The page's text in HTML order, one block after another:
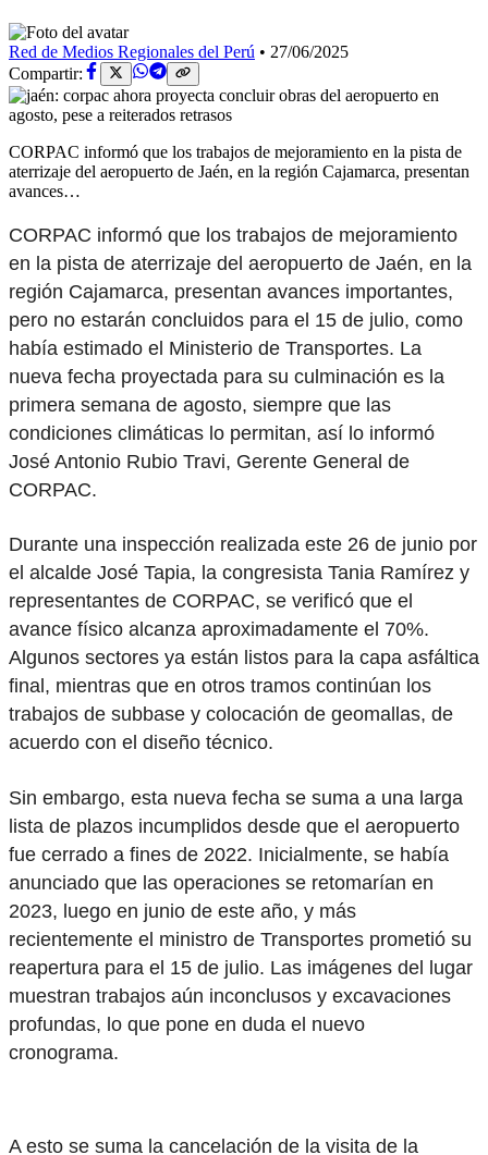
Red de Medios Regionales del Perú • 27/06/2025
Compartir:
CORPAC informó que los trabajos de mejoramiento en la pista de
aterrizaje del aeropuerto de Jaén, en la región Cajamarca, presentan
avances…
CORPAC informó que los trabajos de mejoramiento
en la pista de aterrizaje del aeropuerto de Jaén, en la
región Cajamarca, presentan avances importantes,
pero no estarán concluidos para el 15 de julio, como
había estimado el Ministerio de Transportes. La
nueva fecha proyectada para su culminación es la
primera semana de agosto, siempre que las
condiciones climáticas lo permitan, así lo informó
José Antonio Rubio Travi, Gerente General de
CORPAC.
Durante una inspección realizada este 26 de junio por
el alcalde José Tapia, la congresista Tania Ramírez y
representantes de CORPAC, se verificó que el
avance físico alcanza aproximadamente el 70%.
Algunos sectores ya están listos para la capa asfáltica
final, mientras que en otros tramos continúan los
trabajos de subbase y colocación de geomallas, de
acuerdo con el diseño técnico.
Sin embargo, esta nueva fecha se suma a una larga
lista de plazos incumplidos desde que el aeropuerto
fue cerrado a fines de 2022. Inicialmente, se había
anunciado que las operaciones se retomarían en
2023, luego en junio de este año, y más
recientemente el ministro de Transportes prometió su
reapertura para el 15 de julio. Las imágenes del lugar
muestran trabajos aún inconclusos y excavaciones
profundas, lo que pone en duda el nuevo
cronograma.
A esto se suma la cancelación de la visita de la